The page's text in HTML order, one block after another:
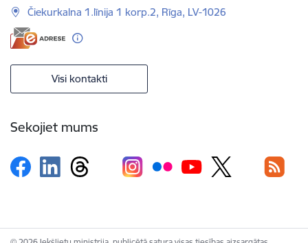
Čiekurkalna 1.līnija 1 korp.2, Rīga, LV-1026
Visi kontakti
Sekojiet mums